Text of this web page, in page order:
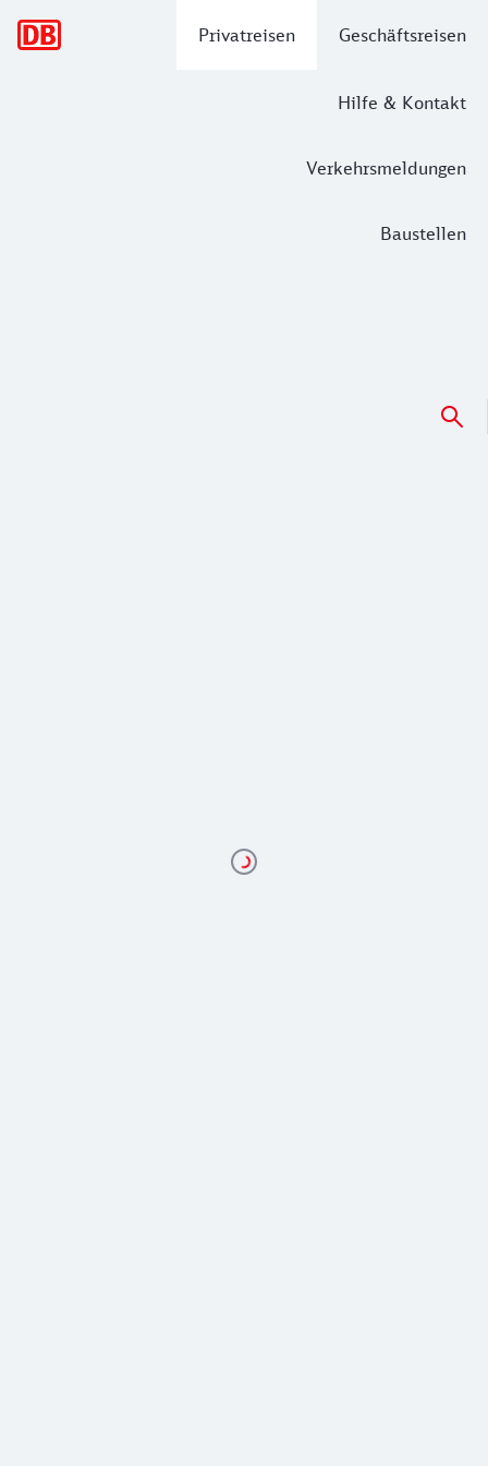
Privatreisen Geschäftsreisen
Hilfe & Kontakt
Verkehrsmeldungen
Baustellen